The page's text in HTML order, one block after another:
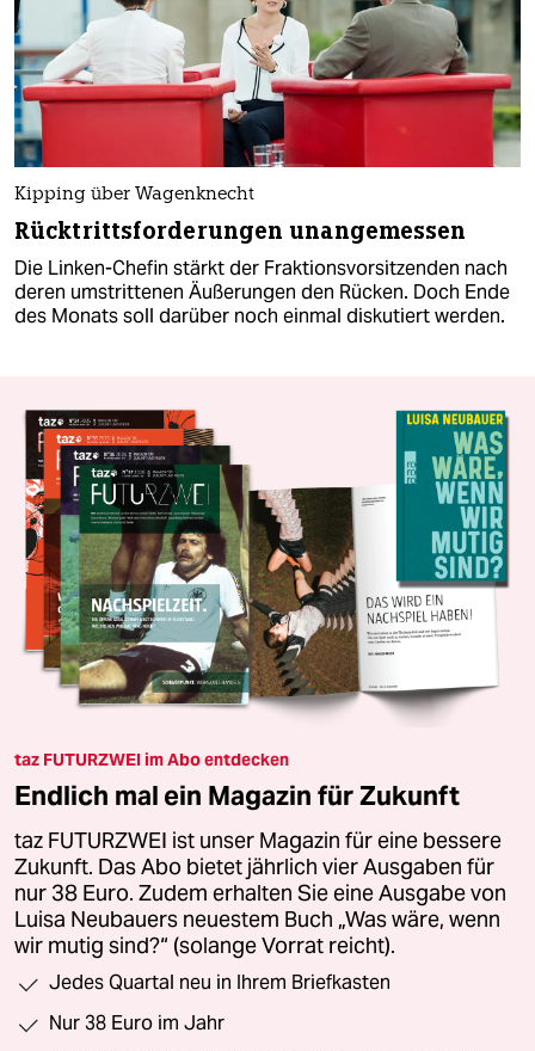
Kipping über Wagenknecht
Rücktrittsforderungen unangemessen
Die Linken-Chefin stärkt der Fraktionsvorsitzenden nach
deren umstrittenen Äußerungen den Rücken. Doch Ende
des Monats soll darüber noch einmal diskutiert werden.
taz FUTURZWEI im Abo entdecken
Endlich mal ein Magazin für Zukunft
taz FUTURZWEI ist unser Magazin für eine bessere
Zukunft. Das Abo bietet jährlich vier Ausgaben für
nur 38 Euro. Zudem erhalten Sie eine Ausgabe von
Luisa Neubauers neuestem Buch „Was wäre, wenn
wir mutig sind?“ (solange Vorrat reicht).
Jedes Quartal neu in Ihrem Briefkasten
Nur 38 Euro im Jahr